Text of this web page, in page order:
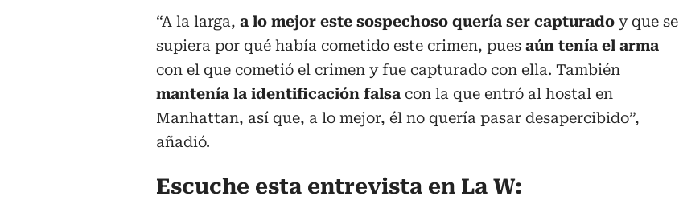
“A la larga, a lo mejor este sospechoso quería ser capturado y que se
supiera por qué había cometido este crimen, pues aún tenía el arma
con el que cometió el crimen y fue capturado con ella. También
mantenía la identificación falsa con la que entró al hostal en
Manhattan, así que, a lo mejor, él no quería pasar desapercibido”,
añadió.
Escuche esta entrevista en La W: